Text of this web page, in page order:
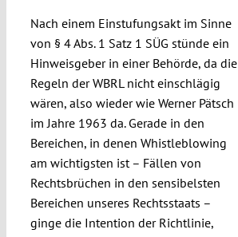
Nach einem Einstufungsakt im Sinne
von § 4 Abs. 1 Satz 1 SÜG stünde ein
Hinweisgeber in einer Behörde, da die
Regeln der WBRL nicht einschlägig
wären, also wieder wie Werner Pätsch
im Jahre 1963 da. Gerade in den
Bereichen, in denen Whistleblowing
am wichtigsten ist – Fällen von
Rechtsbrüchen in den sensibelsten
Bereichen unseres Rechtsstaats –
ginge die Intention der Richtlinie,